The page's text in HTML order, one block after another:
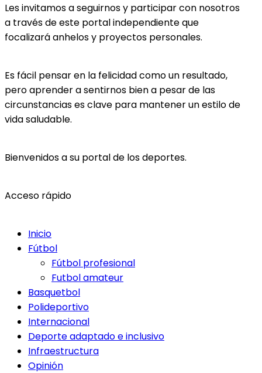
Les invitamos a seguirnos y participar con nosotros
a través de este portal independiente que
focalizará anhelos y proyectos personales.
Es fácil pensar en la felicidad como un resultado,
pero aprender a sentirnos bien a pesar de las
circunstancias es clave para mantener un estilo de
vida saludable.
Bienvenidos a su portal de los deportes.
Acceso rápido
Inicio
Fútbol
Fútbol profesional
Futbol amateur
Basquetbol
Polideportivo
Internacional
Deporte adaptado e inclusivo
Infraestructura
Opinión